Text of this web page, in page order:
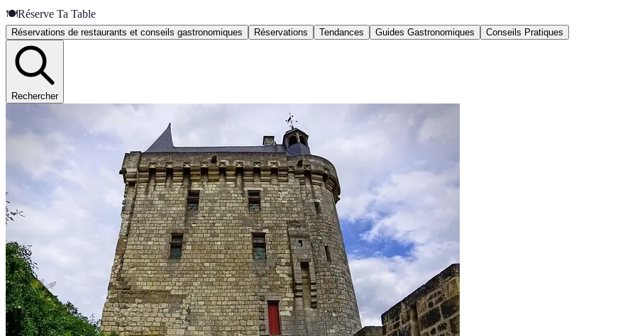
🍽️Réserve Ta Table
Réservations de restaurants et conseils gastronomiques Réservations Tendances Guides Gastronomiques Conseils Pratiques
Rechercher